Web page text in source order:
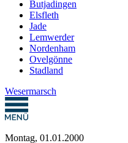
Butjadingen
Elsfleth
Jade
Lemwerder
Nordenham
Ovelgönne
Stadland
Wesermarsch
Montag, 01.01.2000